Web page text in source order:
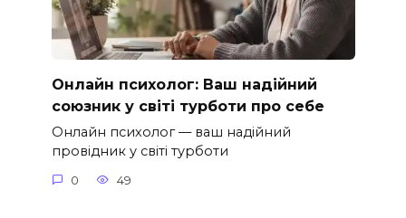
Онлайн психолог: Ваш надійний
союзник у світі турботи про себе
Онлайн психолог — ваш надійний
провідник у світі турботи
0 49